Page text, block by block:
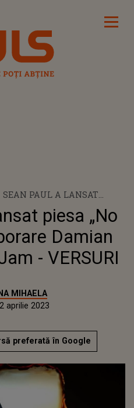
SEAN PAUL A LANSAT
PIESA „NO FEAR”, ÎN
COLABORARE DAMIAN
MARLEY, NICKY JAM -
VERSURI
piesa „No
Damian
- VERSURI
MIHAELA
aprilie 2023
preferată în Google